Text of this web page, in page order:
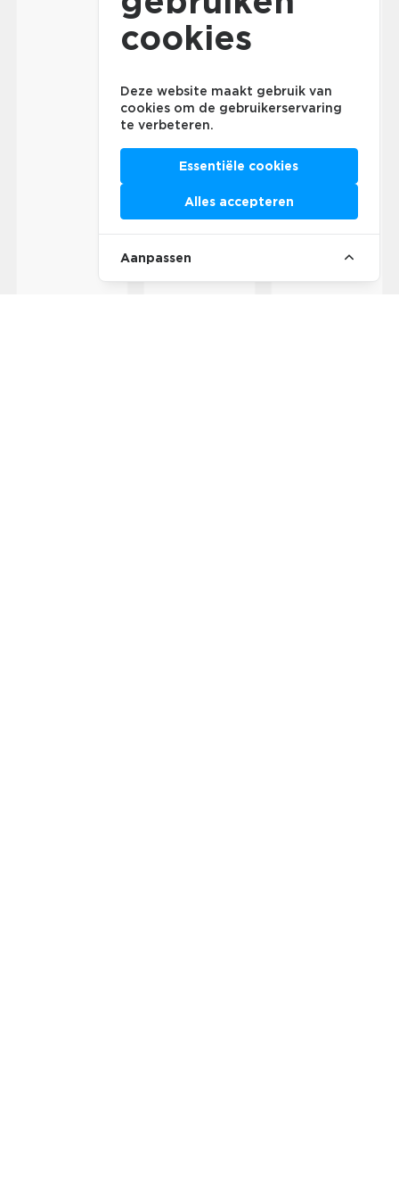
cookies
Deze website maakt gebruik van
cookies om de gebruikerservaring
te verbeteren.
Essentiële cookies
Alles accepteren
Aanpassen